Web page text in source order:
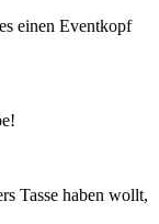
einen Eventkopf
Tasse haben wollt,